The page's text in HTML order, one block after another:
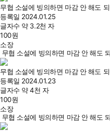
무협 소설에 빙의하면 마감 안 해도
등록일 2024.01.25
글자수 약 3.2천 자
100원
소장
무협 소설에 빙의하면 마감 안 해도
무협 소설에 빙의하면 마감 안 해도
등록일 2024.01.23
글자수 약 4천 자
100원
소장
무협 소설에 빙의하면 마감 안 해도